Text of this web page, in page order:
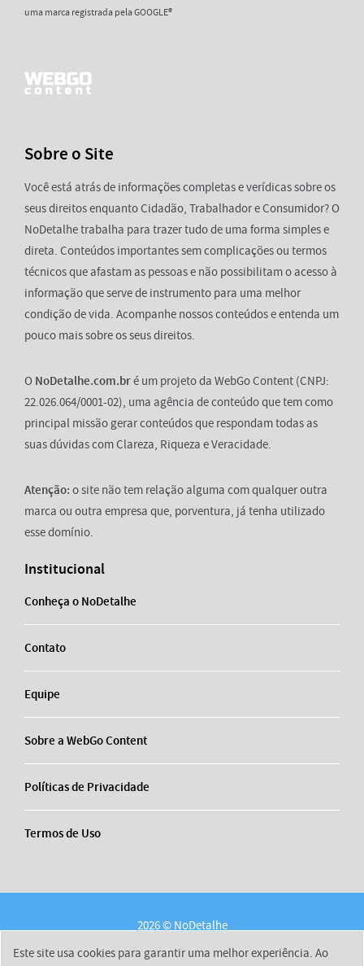
uma marca registrada pela GOOGLE®
Sobre o Site
Você está atrás de informações completas e verídicas sobre os
seus direitos enquanto Cidadão, Trabalhador e Consumidor? O
NoDetalhe trabalha para trazer tudo de uma forma simples e
direta. Conteúdos importantes sem complicações ou termos
técnicos que afastam as pessoas e não possibilitam o acesso à
informação que serve de instrumento para uma melhor
condição de vida. Acompanhe nossos conteúdos e entenda um
pouco mais sobre os seus direitos.
O NoDetalhe.com.bré um projeto da WebGo Content (CNPJ:
22.026.064/0001-02), uma agência de conteúdo que tem como
principal missão gerar conteúdos que respondam todas as
suas dúvidas com Clareza, Riqueza e Veracidade.
Atenção: o site não tem relação alguma com qualquer outra
marca ou outra empresa que, porventura, já tenha utilizado
esse domínio.
Institucional
Conheça o NoDetalhe
Contato
Equipe
Sobre a WebGo Content
Políticas de Privacidade
Termos de Uso
2026 © NoDetalhe
Este site usa cookies para garantir uma melhor experiência. Ao